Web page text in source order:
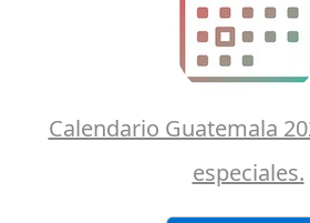
Calendario Guatemala
especiales.